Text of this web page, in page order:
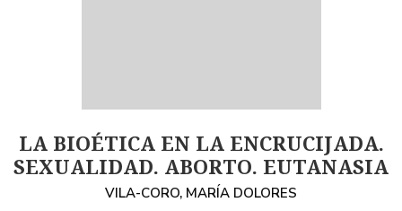
LA BIOÉTICA EN LA ENCRUCIJADA.
SEXUALIDAD. ABORTO. EUTANASIA
VILA-CORO, MARÍA DOLORES